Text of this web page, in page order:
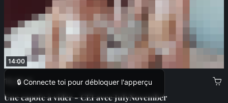
14:00
🔒 Connecte toi pour débloquer l'apperçu
16,00 €
Une capote à vider - CEI avec JulyNovember